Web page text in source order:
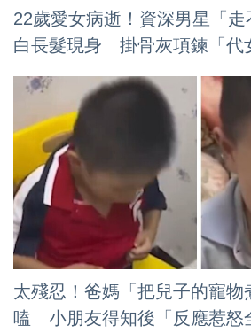
22歲愛女病逝！資深男星「走
白長髮現身 掛骨灰項鍊「代
太殘忍！爸媽「把兒子的寵物
嗑 小朋友得知後「反應惹怒